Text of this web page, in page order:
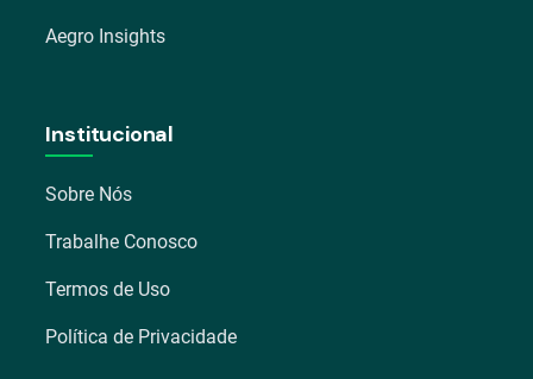
Aegro Insights
Institucional
Sobre Nós
Trabalhe Conosco
Termos de Uso
Política de Privacidade